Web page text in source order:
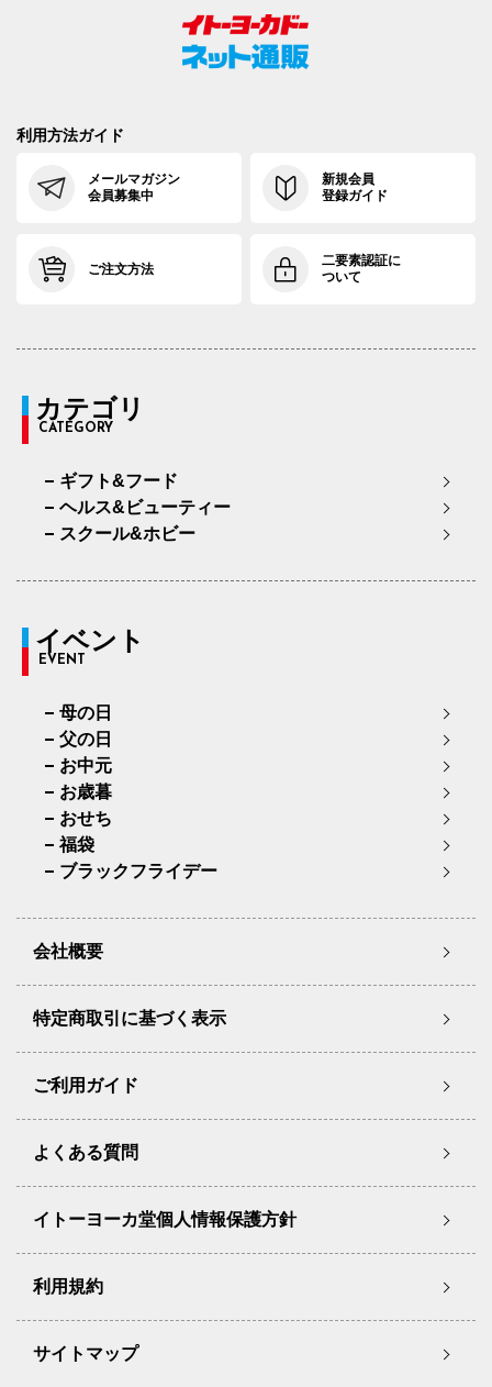
利用方法ガイド
メールマガジン
会員募集中
新規会員
登録ガイド
ご注文方法
二要素認証に
ついて
カテゴリ
CATEGORY
ギフト&フード
ヘルス&ビューティー
スクール&ホビー
イベント
EVENT
母の日
父の日
お中元
お歳暮
おせち
福袋
ブラックフライデー
会社概要
特定商取引に基づく表示
ご利用ガイド
よくある質問
イトーヨーカ堂個人情報保護方針
利用規約
サイトマップ